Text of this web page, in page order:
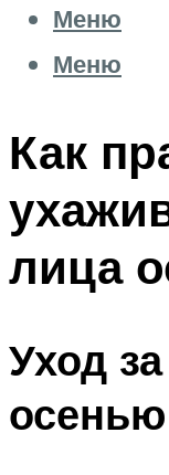
Меню
Меню
Как
лица
Уход